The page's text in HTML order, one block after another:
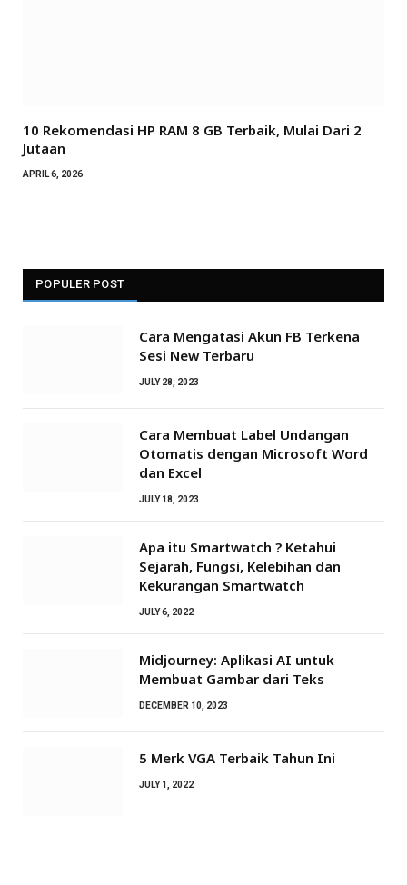
10 Rekomendasi HP RAM 8 GB Terbaik, Mulai Dari 2
Jutaan
APRIL 6, 2026
POPULER POST
Cara Mengatasi Akun FB Terkena
Sesi New Terbaru
JULY 28, 2023
Cara Membuat Label Undangan
Otomatis dengan Microsoft Word
dan Excel
JULY 18, 2023
Apa itu Smartwatch ? Ketahui
Sejarah, Fungsi, Kelebihan dan
Kekurangan Smartwatch
JULY 6, 2022
Midjourney: Aplikasi AI untuk
Membuat Gambar dari Teks
DECEMBER 10, 2023
5 Merk VGA Terbaik Tahun Ini
JULY 1, 2022